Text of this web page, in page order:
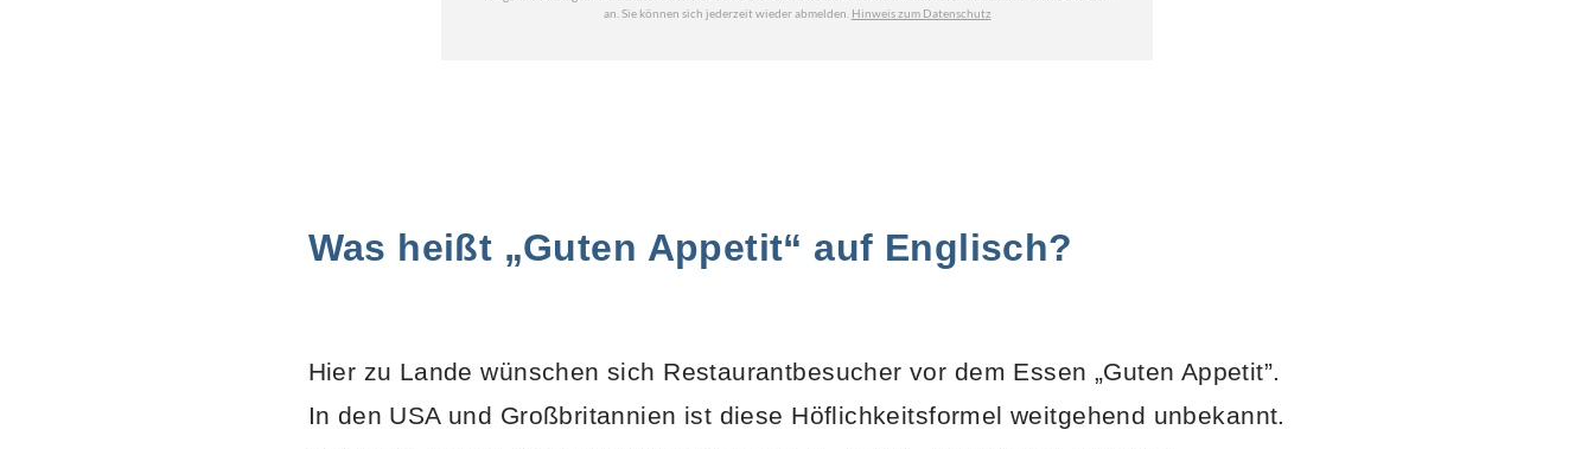
Was heißt „Guten Appetit“ auf Englisch?
Hier zu Lande wünschen sich Restaurantbesucher vor dem Essen „Guten Appetit”.
In den USA und Großbritannien ist diese Höflichkeitsformel weitgehend unbekannt.